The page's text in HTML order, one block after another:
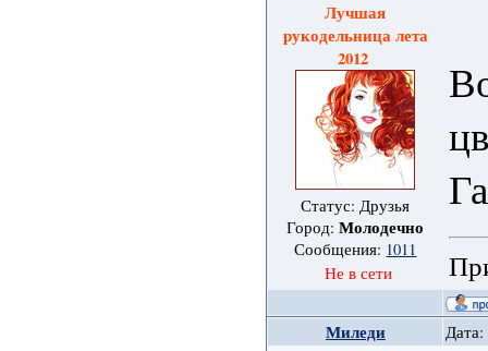
Лучшая
рукодельница лета
2012
Статус: Друзья
Город:Молодечно
Сообщения: 1011
Не в сети
Миледи Дата: